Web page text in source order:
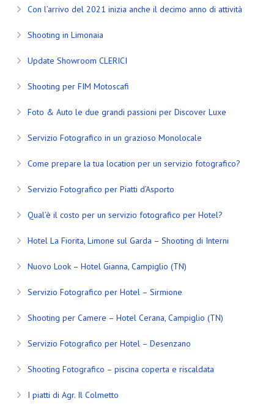
Con l’arrivo del 2021 inizia anche il decimo anno di attività
Shooting in Limonaia
Update Showroom CLERICI
Shooting per FIM Motoscafi
Foto & Auto le due grandi passioni per Discover Luxe
Servizio Fotografico in un grazioso Monolocale
Come prepare la tua location per un servizio fotografico?
Servizio Fotografico per Piatti d’Asporto
Qual’è il costo per un servizio fotografico per Hotel?
Hotel La Fiorita, Limone sul Garda – Shooting di Interni
Nuovo Look – Hotel Gianna, Campiglio (TN)
Servizio Fotografico per Hotel – Sirmione
Shooting per Camere – Hotel Cerana, Campiglio (TN)
Servizio Fotografico per Hotel – Desenzano
Shooting Fotografico – piscina coperta e riscaldata
I piatti di Agr. Il Colmetto